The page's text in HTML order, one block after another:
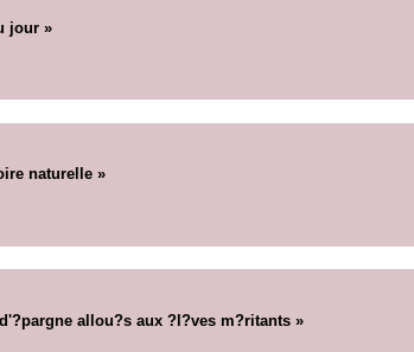
jour »
naturelle »
allou?s aux ?l?ves m?ritants »